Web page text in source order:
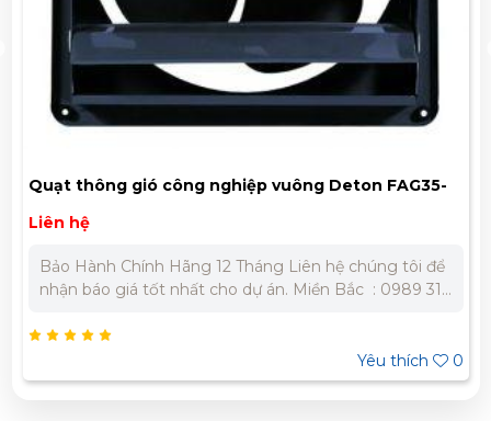
Quạt thông gió công nghiệp vuông Deton FAG35-
4T (cửa chớp)
Liên hệ
Bảo Hành Chính Hãng 12 Tháng Liên hệ chúng tôi để
nhận báo giá tốt nhất cho dự án. Miền Bắc : 0989 310
332 980
Yêu thích
0